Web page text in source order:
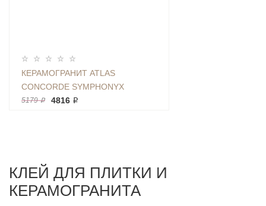
КЕРАМОГРАНИТ ATLAS
CONCORDE SYMPHONYX
CASHMERE 60Х120 КАМЕНЬ
5179 ₽ 4816 ₽
КЛЕЙ ДЛЯ ПЛИТКИ И
КЕРАМОГРАНИТА